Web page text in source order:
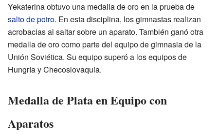
Yekaterina obtuvo una medalla de oro en la prueba de
salto de potro. En esta disciplina, los gimnastas realizan
acrobacias al saltar sobre un aparato. También ganó otra
medalla de oro como parte del equipo de gimnasia de la
Unión Soviética. Su equipo superó a los equipos de
Hungría y Checoslovaquia.
Medalla de Plata en Equipo con
Aparatos